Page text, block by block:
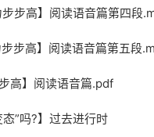
步高】阅读语音篇第四段
步高】阅读语音篇第五段
高】阅读语音篇.pdf
”吗?】过去进行时